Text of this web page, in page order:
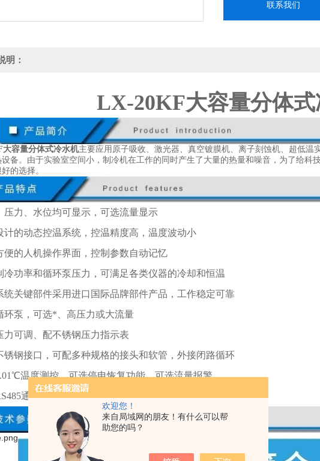
欢迎您！
来自局域网的朋友！有什么可以帮
助您的吗？
联系我们
明：
LX-20KF大容量分体
容量分体式冷水机主要应用原子吸收、激光器、真空镀膜机、离子刻蚀机、超低温
备。由于实验室空间小，制冷机在工作的同时产生了大量的热量和噪音，为了给科
的选择。
压力、水位均可显示，可选流量显示
计的动态控温系统，控温精度高，温度波动小
便的人机操作界面，控制参数自动记忆
冷功率和循环泵压力，可满足各类仪器的冷却和恒温
统关键部件采用进口国际品牌部件产品，工作稳定可靠
环泵，可选*、高压力或大流量
力可调、配不锈钢压力指示表
锈钢接口，可配多种规格的接头和软管，外接闭路循环
温度测控，可选停电恢复功能，可选流量报警
通讯，便于连接上位机